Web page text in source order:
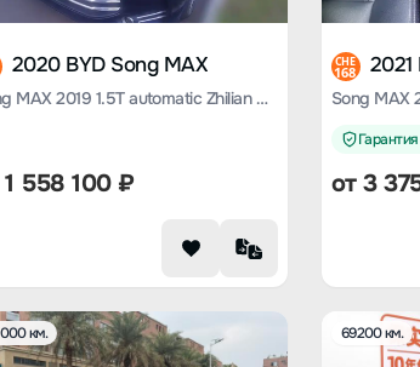
2020 BYD Song MAX
Song MAX 2019 1.5T automatic Zhilian Ruiyi sunroof type 7-seater Country VI
1 558 100₽
CHE
168 2021
от3
км. 69200 км.